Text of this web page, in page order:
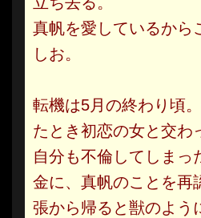
真帆を愛しているから
しお。
転機は5月の終わり頃
たとき初恋の女と交わ
自分も不倫してしまっ
金に、真帆のことを再
張から帰ると獣のよう